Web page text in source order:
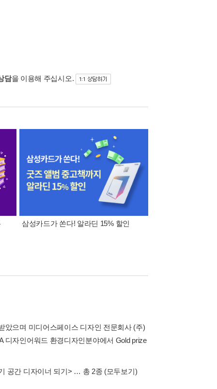
담을 이용해 주십시오.
삼성카드가 쏜다! 알라딘 15% 할인
았으며 미디어스페이스 디자인 전문회사 (주)
디자인어워드 환경디자인분야에서 Gold prize
공간 디자이너 되기> … 총 2종 (모두보기)